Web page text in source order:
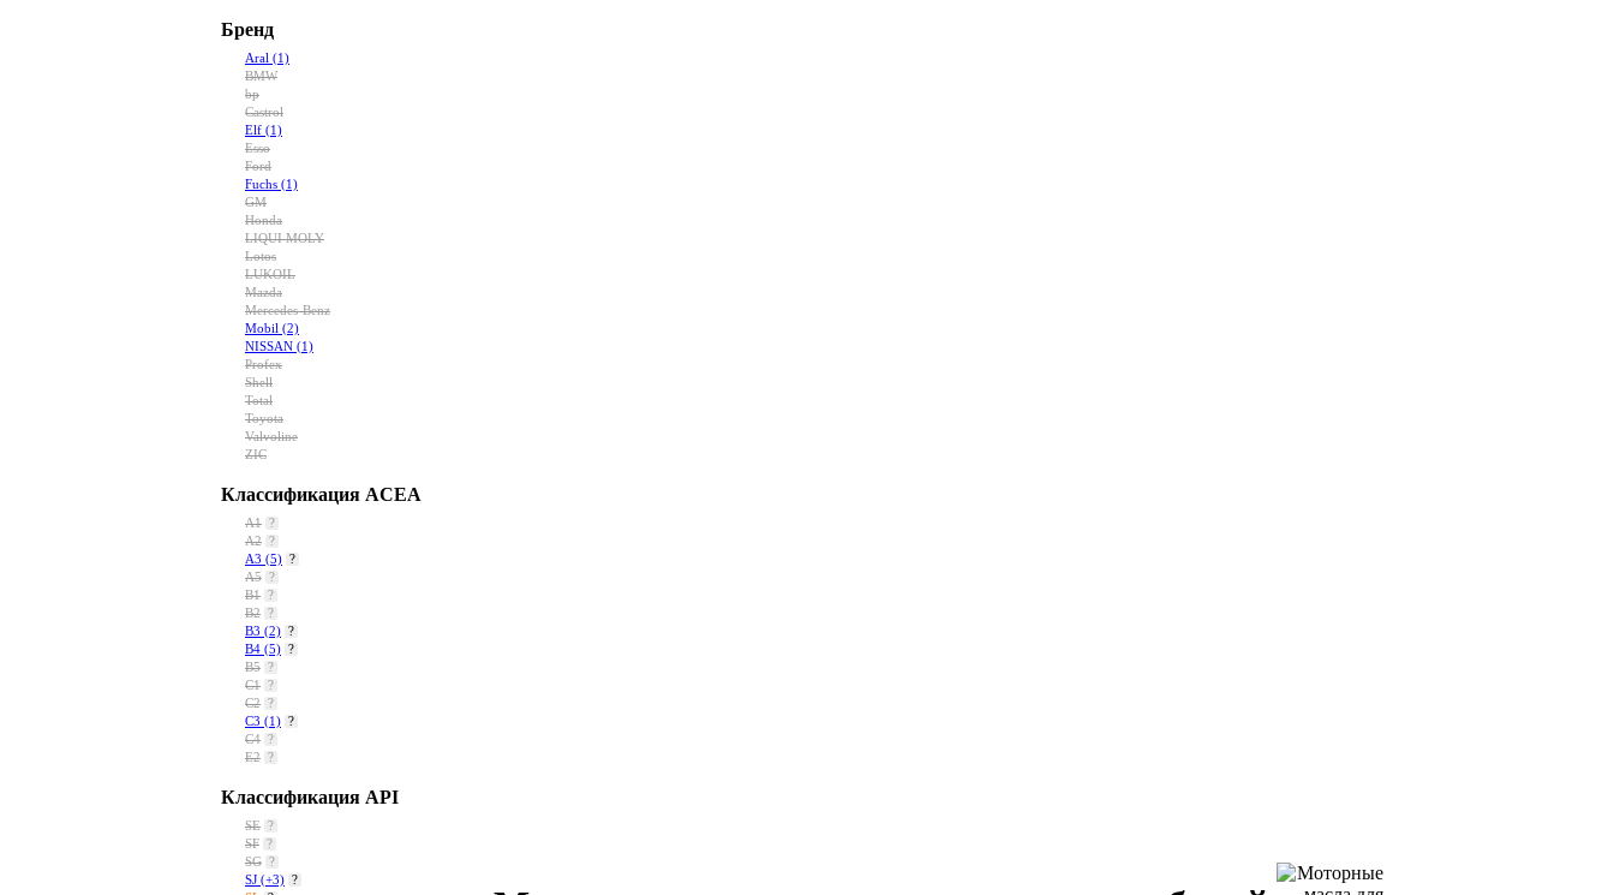
Бренд
Aral (1)
BMW
bp
Castrol
Elf (1)
Esso
Ford
Fuchs (1)
GM
Honda
LIQUI MOLY
Lotos
LUKOIL
Mazda
Mercedes-Benz
Mobil (2)
NISSAN (1)
Profex
Shell
Total
Toyota
Valvoline
ZIC
Классификация ACEA
A1 ?
A2 ?
A3 (5) ?
A5 ?
B1 ?
B2 ?
B3 (2) ?
B4 (5) ?
B5 ?
C1 ?
C2 ?
C3 (1) ?
C4 ?
E2 ?
Классификация API
SE ?
SF ?
SG ?
SJ (+3) ?